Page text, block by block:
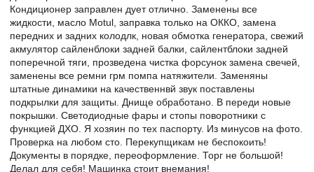
Кондиционер заправлен дует отлично. Заменены все
жидкости, масло Motul, заправка только на ОККО, замена
передних и задних колодлк, новая обмотка генератора, свежий
акмулятор сайленблоки задней балки, сайлентблоки задней
поперечной тяги, прозведена чистка форсунок замена свечей,
заменены все ремни грм помпа натяжители. Заменяны
штатные динамики на качественнвй звук поставлены
подкрылки для защиты. Днище обработано. В переди новые
покрышки. Светодиодные фары и стопы поворотники с
функцией ДХО. Я хозяин по тех паспорту. Из минусов на фото.
Проверка на любом сто. Перекупщикам не беспокоить!
Документы в порядке, переоформление. Торг не большой!
Делал для себя! Машинка стоит внемания!